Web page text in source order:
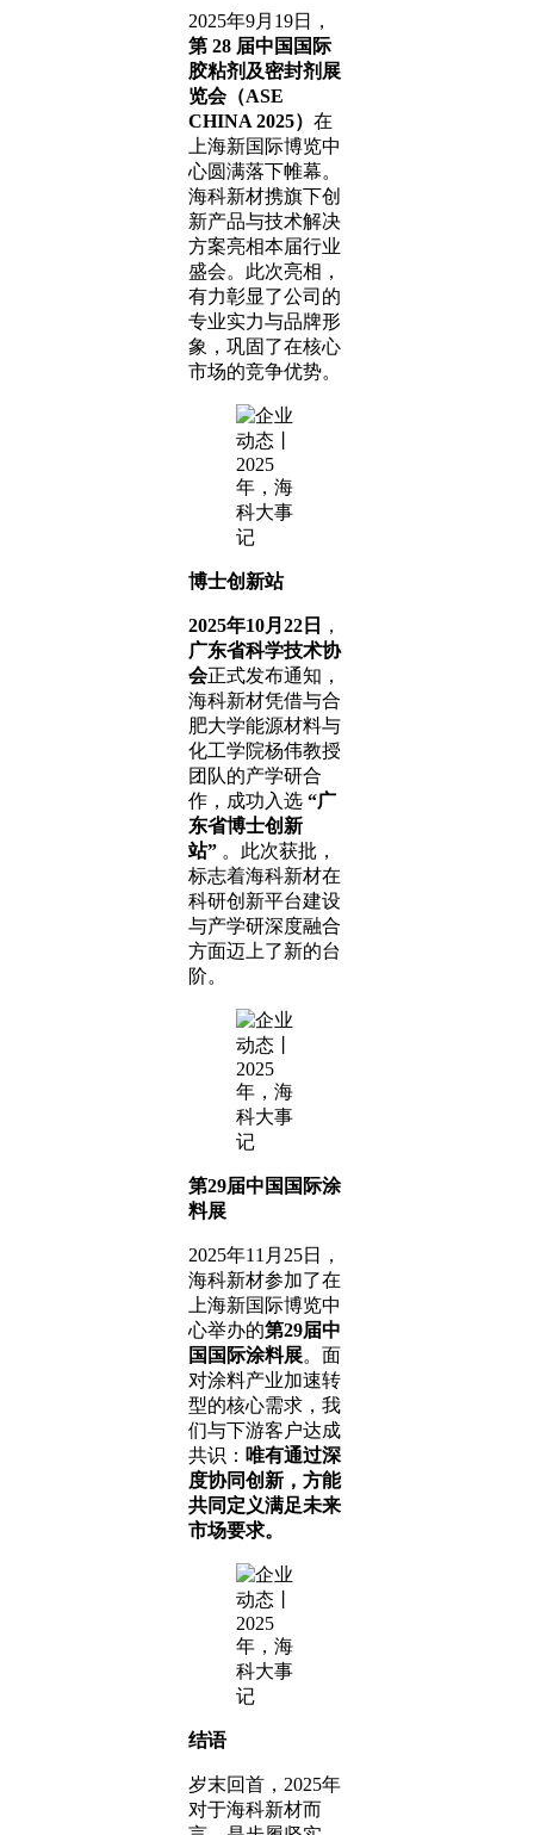
2025年9月19日，
第 28 届中国国际
胶粘剂及密封剂展
览会（ASE
CHINA 2025） 在
上海新国际博览中
心圆满落下帷幕。
海科新材携旗下创
新产品与技术解决
方案亮相本届行业
盛会。此次亮相，
有力彰显了公司的
专业实力与品牌形
象，巩固了在核心
市场的竞争优势。
博士创新站
2025年10月22日
，
广东省科学技术协
会正式发布通知，
海科新材凭借与合
肥大学能源材料与
化工学院杨伟教授
团队的产学研合
作，成功入选 “广
东省博士创新
站” 。此次获批，
标志着海科新材在
科研创新平台建设
与产学研深度融合
方面迈上了新的台
阶。
第29届中国国际涂
料展
2025年11月25日，
海科新材参加了在
上海新国际博览中
心举办的第29届中
国国际涂料展。面
对涂料产业加速转
型的核心需求，我
们与下游客户达成
共识： 唯有通过深
度协同创新，方能
共同定义满足未来
市场要求。
结语
岁末回首，2025年
对于海科新材而